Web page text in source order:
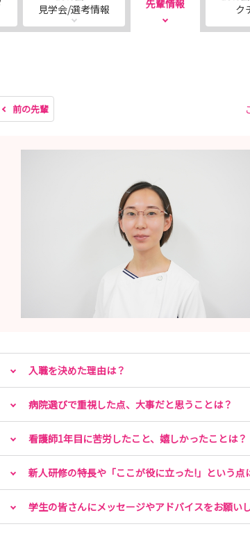
験★
マイナビ看護学生、または当院ホームページよりお願い
見学会/選考情報
先輩情報
ク
前の先輩
入職を決めた理由は？
病院選びで重視した点、大事だと思うことは？
看護師1年目に苦労したこと、嬉しかったことは？
新人研修の特長や「ここが役に立った!」という点
学生の皆さんにメッセージやアドバイスをお願い